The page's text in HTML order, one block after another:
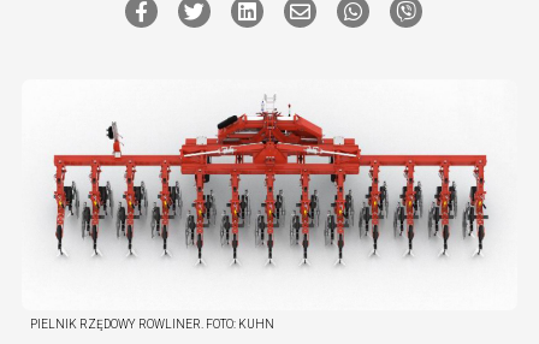
PIELNIK RZĘDOWY ROWLINER. FOTO: KUHN